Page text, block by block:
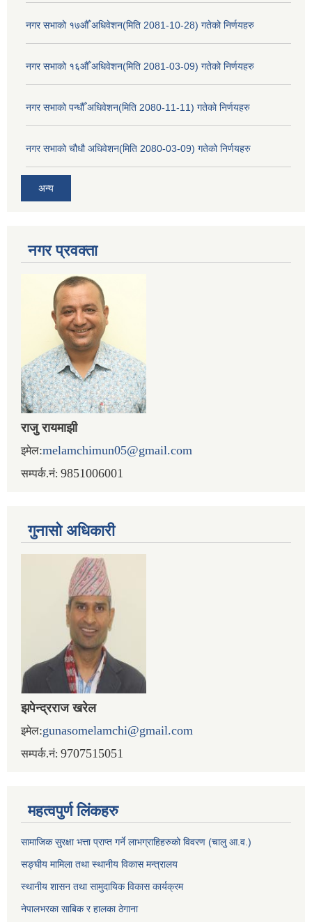
नगर सभाको १७औँ अधिवेशन(मिति 2081-10-28) गतेको निर्णयहरु
नगर सभाको १६औँ अधिवेशन(मिति 2081-03-09) गतेको निर्णयहरु
नगर सभाको पन्धौँ अधिवेशन(मिति 2080-11-11) गतेको निर्णयहरु
नगर सभाको चौधौ अधिवेशन(मिति 2080-03-09) गतेको निर्णयहरु
अन्य
नगर प्रव‌क्ता
राजु रायमाझी
इमेल:melamchimun05@gmail.com
सम्पर्क.नं: 9851006001
गुनासो अधिकारी
झपेन्द्रराज खरेल
इमेल:gunasomelamchi@gmail.com
सम्पर्क.नं: 9707515051
महत्वपुर्ण लिंकहरु
सामाजिक सुरक्षा भत्ता प्राप्त गर्ने लाभग्राहिहरुको विवरण (चालु आ.व.)
सङ्घीय मामिला तथा स्थानीय विकास मन्त्रालय
स्थानीय शासन तथा सामुदायिक विकास कार्यक्रम
नेपालभरका साबिक र हालका ठेगाना